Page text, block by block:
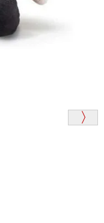
を行いお客様
お客様のご負担
がかかります
認後、２～４
、納期が遅れる
性）
一番信用出来
性）
かれていたこ